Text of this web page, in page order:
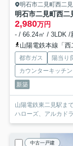
明石市二見町西二見
明石市二見町西
2,980万円
- / 66.24㎡ / 3LDK /
山陽電鉄本線「
都市ガス 陽当り
カウンターキッチン
新築
山陽電鉄東二見駅ま
ハローズ、アルカド
中古一戸建